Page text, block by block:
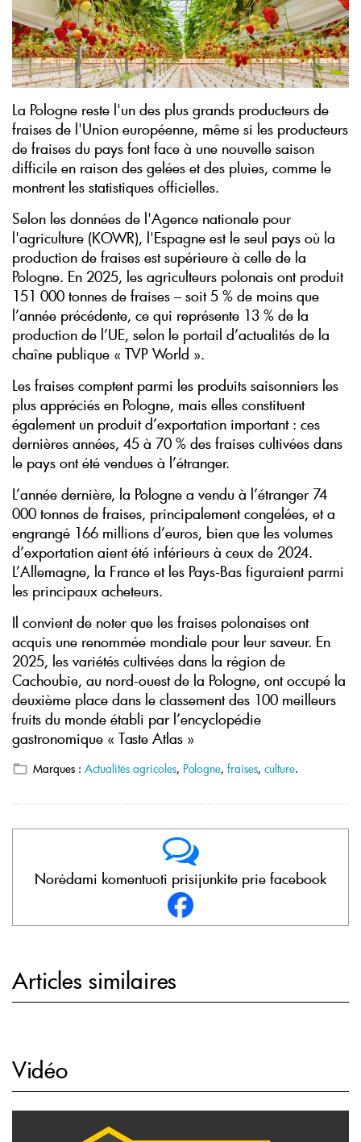
La Pologne reste l'un des plus grands producteurs de
fraises de l'Union européenne, même si les producteurs
de fraises du pays font face à une nouvelle saison
difficile en raison des gelées et des pluies, comme le
montrent les statistiques officielles.
Selon les données de l'Agence nationale pour
l'agriculture (KOWR), l'Espagne est le seul pays où la
production de fraises est supérieure à celle de la
Pologne. En 2025, les agriculteurs polonais ont produit
151 000 tonnes de fraises – soit 5 % de moins que
l’année précédente, ce qui représente 13 % de la
production de l’UE, selon le portail d’actualités de la
chaîne publique « TVP World ».
Les fraises comptent parmi les produits saisonniers les
plus appréciés en Pologne, mais elles constituent
également un produit d’exportation important : ces
dernières années, 45 à 70 % des fraises cultivées dans
le pays ont été vendues à l’étranger.
L’année dernière, la Pologne a vendu à l’étranger 74
000 tonnes de fraises, principalement congelées, et a
engrangé 166 millions d’euros, bien que les volumes
d’exportation aient été inférieurs à ceux de 2024.
L’Allemagne, la France et les Pays-Bas figuraient parmi
les principaux acheteurs.
Il convient de noter que les fraises polonaises ont
acquis une renommée mondiale pour leur saveur. En
2025, les variétés cultivées dans la région de
Cachoubie, au nord-ouest de la Pologne, ont occupé la
deuxième place dans le classement des 100 meilleurs
fruits du monde établi par l’encyclopédie
gastronomique « Taste Atlas »
Marques : Actualités agricoles, Pologne, fraises, culture.
Norėdami komentuoti prisijunkite prie facebook
Articles similaires
Vidéo